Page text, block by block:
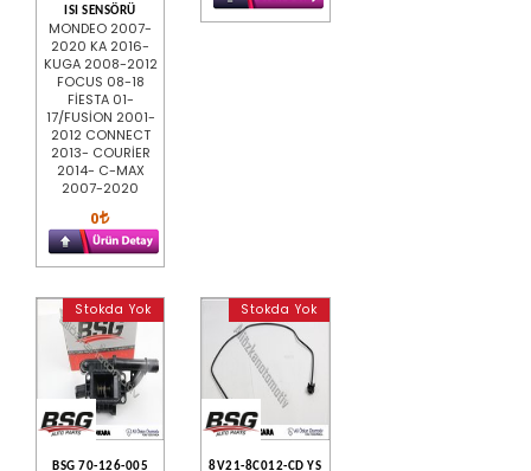
ISI SENSÖRÜ
MONDEO 2007-
2020 KA 2016-
KUGA 2008-2012
FOCUS 08-18
FİESTA 01-
17/FUSİON 2001-
2012 CONNECT
2013- COURİER
2014- C-MAX
2007-2020
0
Stokda Yok
BSG 70-126-005
Stokda Yok
8V21-8C012-CD YS